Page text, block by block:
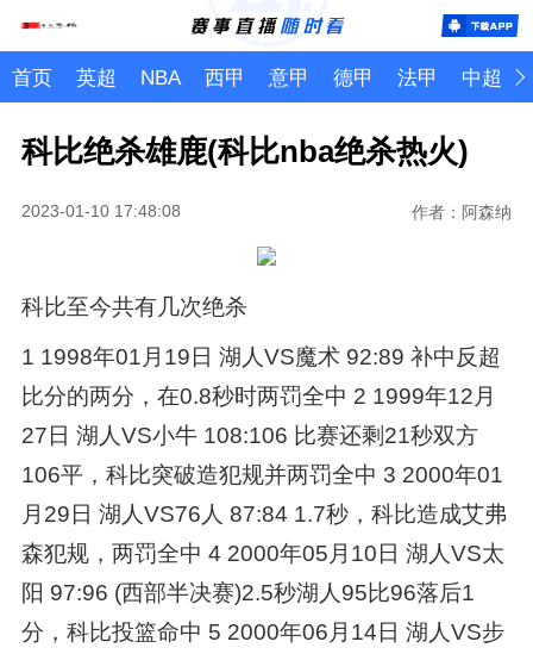
首页 英超 NBA 西甲 意甲 德甲 法甲 中超
科比绝杀雄鹿(科比nba绝杀热火)
2023-01-10 17:48:08 作者：阿森纳
科比至今共有几次绝杀
1 1998年01月19日 湖人VS魔术 92:89 补中反超
比分的两分，在0.8秒时两罚全中 2 1999年12月
27日 湖人VS小牛 108:106 比赛还剩21秒双方
106平，科比突破造犯规并两罚全中 3 2000年01
月29日 湖人VS76人 87:84 1.7秒，科比造成艾弗
森犯规，两罚全中 4 2000年05月10日 湖人VS太
阳 97:96 (西部半决赛)2.5秒湖人95比96落后1
分，科比投篮命中 5 2000年06月14日 湖人VS步